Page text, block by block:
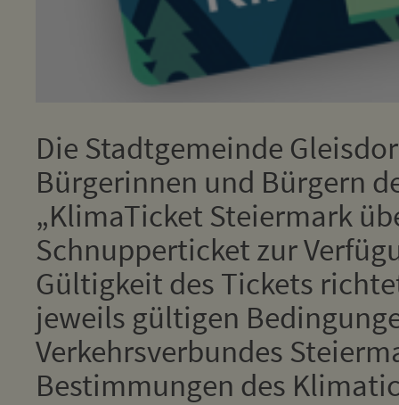
Die Stadtgemeinde
Bürgerinnen und Bürgern
„KlimaTicket Steiermark
Schnupperticket zur
Gültigkeit des Tickets
jeweils gültigen
Verkehrsverbundes
Bestimmungen des